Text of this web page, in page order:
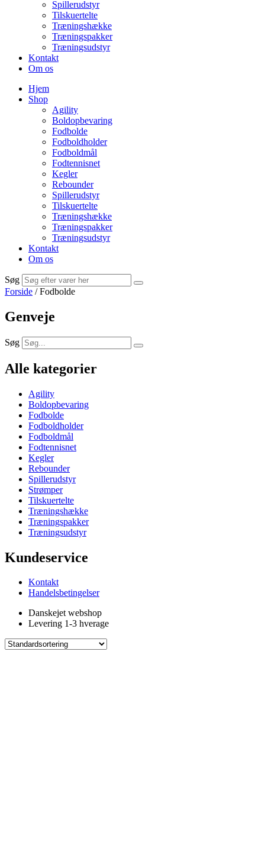
Spillerudstyr
Tilskuertelte
Træningshække
Træningspakker
Træningsudstyr
Kontakt
Om os
Hjem
Shop
Agility
Boldopbevaring
Fodbolde
Fodboldholder
Fodboldmål
Fodtennisnet
Kegler
Rebounder
Spillerudstyr
Tilskuertelte
Træningshække
Træningspakker
Træningsudstyr
Kontakt
Om os
Søg
Forside / Fodbolde
Genveje
Søg
Alle kategorier
Agility
Boldopbevaring
Fodbolde
Fodboldholder
Fodboldmål
Fodtennisnet
Kegler
Rebounder
Spillerudstyr
Strømper
Tilskuertelte
Træningshække
Træningspakker
Træningsudstyr
Kundeservice
Kontakt
Handelsbetingelser
Danskejet webshop
Levering 1-3 hverage